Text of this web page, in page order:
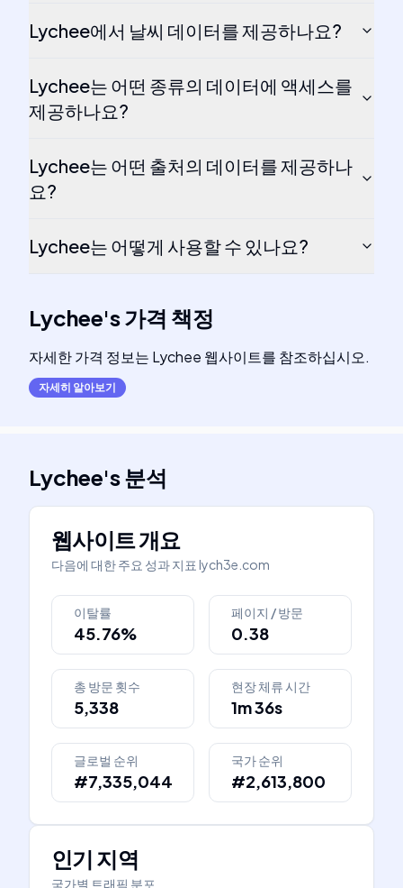
Lychee에서 날씨 데이터를 제공하나요?
Lychee는 어떤 종류의 데이터에 액세스를
제공하나요?
Lychee는 어떤 출처의 데이터를 제공하나
요?
Lychee는 어떻게 사용할 수 있나요?
Lychee's가격 책정
자세한 가격 정보는 Lychee 웹사이트를 참조하십시오.
자세히 알아보기
Lychee's분석
웹사이트 개요
다음에 대한 주요 성과 지표 lych3e.com
이탈률
45.76%
페이지 / 방문
0.38
총 방문 횟수
5,338
현장 체류 시간
1m 36s
글로벌 순위
#7,335,044
국가 순위
#2,613,800
인기 지역
국가별 트래픽 분포